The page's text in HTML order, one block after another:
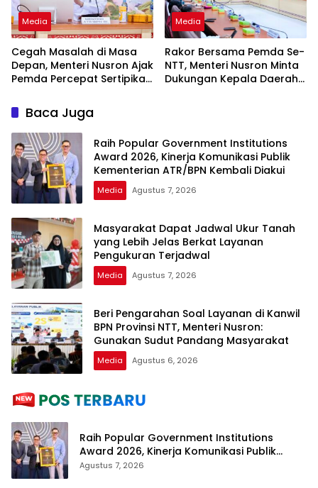
Media
Cegah Masalah di Masa
Depan, Menteri Nusron Ajak
Pemda Percepat Sertipikasi
NTT
Media
Rakor Bersama Pemda Se-
NTT, Menteri Nusron Minta
Dukungan Kepala Daerah
Baca Juga
Raih Popular Government Institutions
Award 2026, Kinerja Komunikasi Publik
Kementerian ATR/BPN Kembali Diakui
Media Agustus 7, 2026
Masyarakat Dapat Jadwal Ukur Tanah
yang Lebih Jelas Berkat Layanan
Pengukuran Terjadwal
Media Agustus 7, 2026
Beri Pengarahan Soal Layanan di Kanwil
BPN Provinsi NTT, Menteri Nusron:
Gunakan Sudut Pandang Masyarakat
Media Agustus 6, 2026
Raih Popular Government Institutions
Award 2026, Kinerja Komunikasi Publik
Kementerian ATR/BPN Kembali Diakui
Agustus 7, 2026